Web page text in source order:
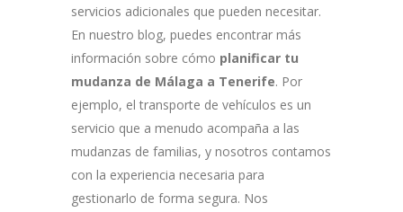
servicios adicionales que pueden necesitar.
En nuestro blog, puedes encontrar más
información sobre cómo planificar tu
mudanza de Málaga a Tenerife. Por
ejemplo, el transporte de vehículos es un
servicio que a menudo acompaña a las
mudanzas de familias, y nosotros contamos
con la experiencia necesaria para
gestionarlo de forma segura. Nos